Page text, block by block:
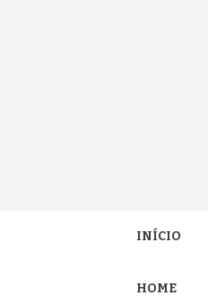
INÍCIO
HOME